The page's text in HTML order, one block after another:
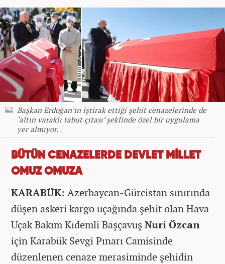
Başkan Erdoğan’ın iştirak ettiği şehit cenazelerinde de
‘altın varaklı tabut çıtası’ şeklinde özel bir uygulama
yer almıyor.
BÜTÜN CENAZELERDE DEVLET MİLLET
OMUZ OMUZA
KARABÜK: Azerbaycan-Gürcistan sınırında
düşen askeri kargo uçağında şehit olan Hava
Uçak Bakım Kıdemli Başçavuş Nuri Özcan
için Karabük Sevgi Pınarı Camisinde
düzenlenen cenaze merasiminde şehidin